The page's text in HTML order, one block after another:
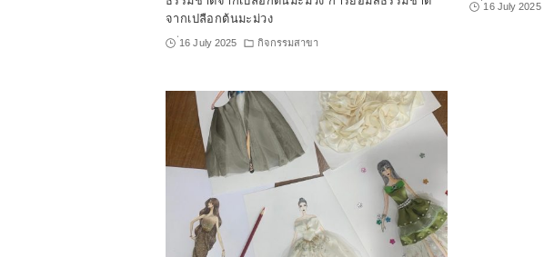
จากเปลือกต้นมะม่วง
่16 July 2025 กิจกรรมสาขา
่16 July 2025